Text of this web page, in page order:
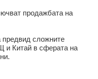
продажбата на
предвид сложните
и Китай в сферата на